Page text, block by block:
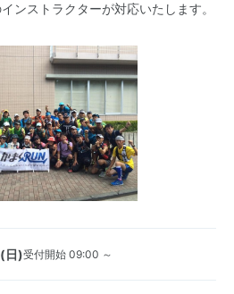
ンストラクターが対応いたします。
(日)受付開始 09:00 ～